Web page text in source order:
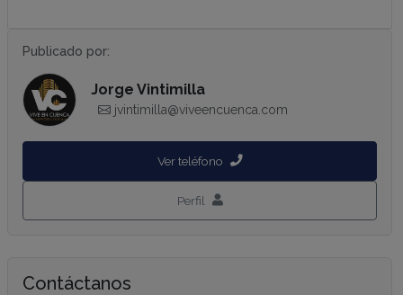
Publicado por:
Jorge Vintimilla
jvintimilla@viveencuenca.com
Ver teléfono
Perfil
Contáctanos